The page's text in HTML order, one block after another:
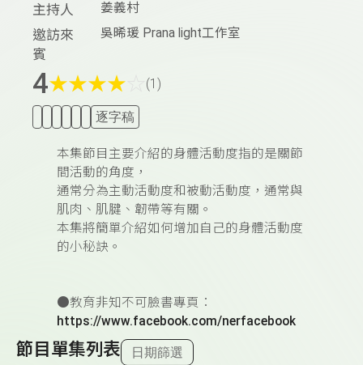
主持人 姜義村
邀訪來
賓
吳晞瑗 Prana light工作室
4★★★★ (1)
逐字稿
本集節目主要介紹的身體活動度指的是關節
間活動的角度，
通常分為主動活動度和被動活動度，通常與
肌肉、肌腱、韌帶等有關。
本集將簡單介紹如何增加自己的身體活動度
的小秘訣。
●教育非知不可臉書專頁：
https://www.facebook.com/nerfacebook
節目單集列表 日期篩選